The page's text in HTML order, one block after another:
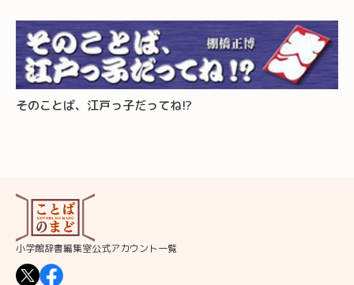
そのことば、江戸っ子だってね!?
小学館辞書編集室公式アカウント一覧